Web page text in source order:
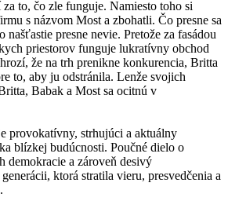
to, čo zle funguje. Namiesto toho si
s názvom Most a zbohatli. Čo presne sa
presne nevie. Pretože za fasádou
priestorov funguje lukratívny obchod
že na trh prenikne konkurencia, Britta
to, aby ju odstránila. Lenže svojich
Babak a Most sa ocitnú v
provokatívny, strhujúci a aktuálny
blízkej budúcnosti. Poučné dielo o
demokracie a zároveň desivý
ktorá stratila vieru, presvedčenia a